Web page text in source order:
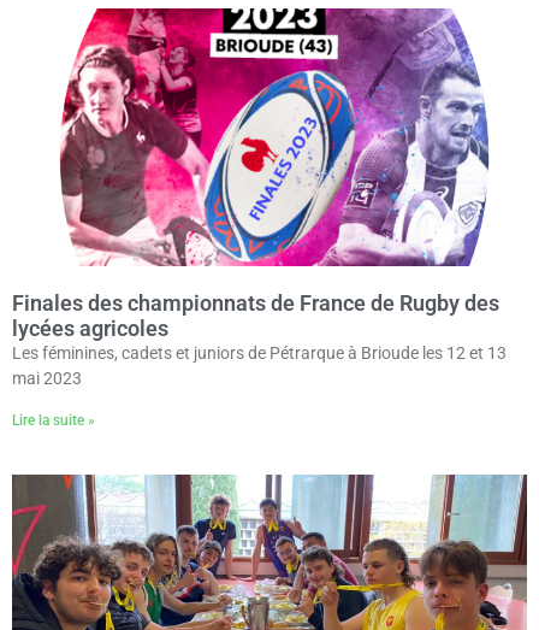
Finales des championnats de France de Rugby des
lycées agricoles
Les féminines, cadets et juniors de Pétrarque à Brioude les 12 et 13
mai 2023
Lire la suite »